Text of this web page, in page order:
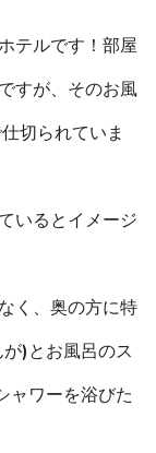
テルです！部屋
すが、そのお風
切られていま
いるとイメージ
く、奥の方に特
)とお風呂のス
ャワーを浴びた